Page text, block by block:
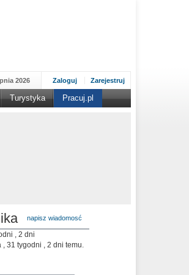
Zaloguj Zarejestruj
2026
Turystyka Pracuj.pl
napisz wiadomosć
, 2 dni
31 tygodni , 2 dni temu.